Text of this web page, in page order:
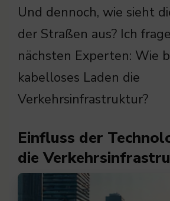
Und dennoch, wie sieht
der Straßen aus? Ich
nächsten Experten: Wie
kabelloses Laden die
Verkehrsinfrastruktur?
Einfluss der
die